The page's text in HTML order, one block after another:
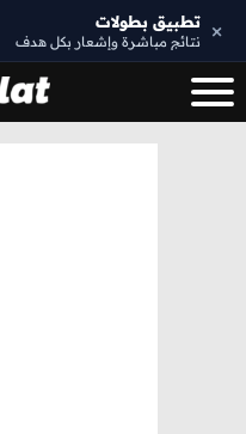
× تطبيق بطولات
نتائج مباشرة وإشعار بكل هدف